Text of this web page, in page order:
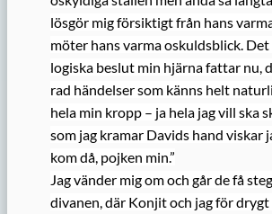
lösgör mig försiktigt från hans
möter hans varma oskuldsblick. Det
logiska beslut min hjärna fattar nu,
rad händelser som känns helt
hela min kropp – ja hela jag vill ska
som jag kramar Davids hand viskar
kom då, pojken min.”
Jag vänder mig om och går de få
divanen, där Konjit och jag för